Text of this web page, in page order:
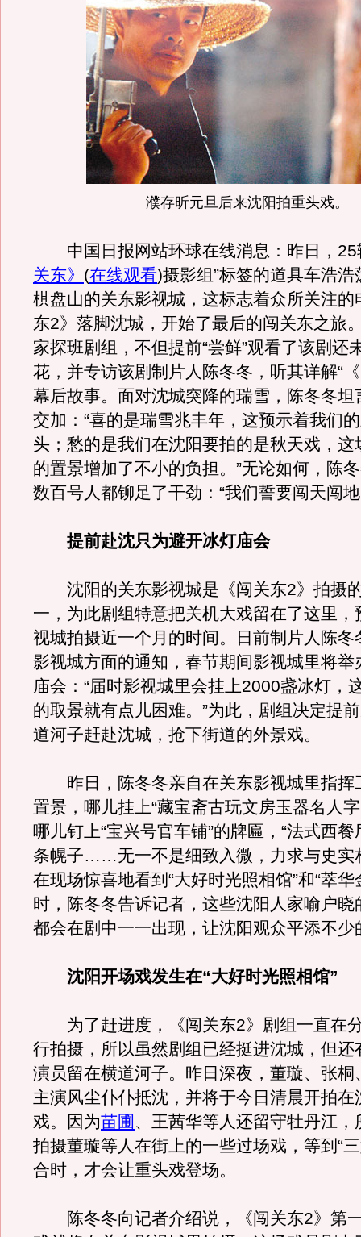
濮存昕元旦后来沈阳拍重头戏。
中国日报网站环球在线消息：昨日，25
关东》 (在线观看)摄影组”标签的道具车浩
棋盘山的关东影视城，这标志着众所关注的
东2》落脚沈城，开始了最后的闯关东之旅
家探班剧组，不但提前“尝鲜”观看了该剧还
花，并专访该剧制片人陈冬冬，听其详解“
幕后故事。面对沈城突降的瑞雪，陈冬冬坦
交加：“喜的是瑞雪兆丰年，这预示着我们
头；愁的是我们在沈阳要拍的是秋天戏，这
的置景增加了不小的负担。”无论如何，陈
数百号人都铆足了干劲：“我们誓要闯天闯
提前赴沈只为避开冰灯庙会
沈阳的关东影视城是《闯关东2》拍摄
一，为此剧组特意把关机大戏留在了这里，
视城拍摄近一个月的时间。日前制片人陈冬
影视城方面的通知，春节期间影视城里将举
庙会：“届时影视城里会挂上2000盏冰灯，
的取景就有点儿困难。”为此，剧组决定提
道河子赶赴沈城，抢下街道的外景戏。
昨日，陈冬冬亲自在关东影视城里指挥
置景，哪儿挂上“藏宝斋古玩文房玉器名人
哪儿钉上“宝兴号官车铺”的牌匾，“法式西餐
条幌子……无一不是细致入微，力求与史实
在现场惊喜地看到“大好时光照相馆”和“萃华
时，陈冬冬告诉记者，这些沈阳人家喻户晓
都会在剧中一一出现，让沈阳观众平添不少
沈阳开场戏发生在“大好时光照相馆”
为了赶进度，《闯关东2》剧组一直在
行拍摄，所以虽然剧组已经挺进沈城，但还
演员留在横道河子。昨日深夜，董璇、张桐
主演风尘仆仆抵沈，并将于今日清晨开拍在
戏。因为苗圃 、王茜华等人还留守牡丹江，
拍摄董璇等人在街上的一些过场戏，等到“
合时，才会让重头戏登场。
陈冬冬向记者介绍说，《闯关东2》第